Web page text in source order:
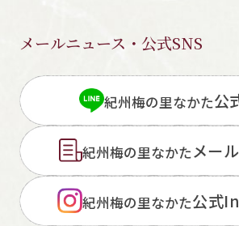
閉じる
メールニュース・公式SNS
紀州梅の里なかた公
紀州梅の里なかたメー
紀州梅の里なかた公式